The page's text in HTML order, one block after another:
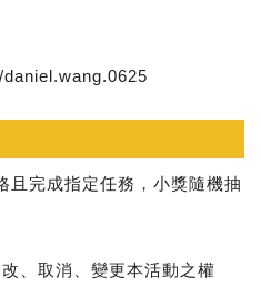
完成指定任務，小獎隨機抽
、取消、變更本活動之權